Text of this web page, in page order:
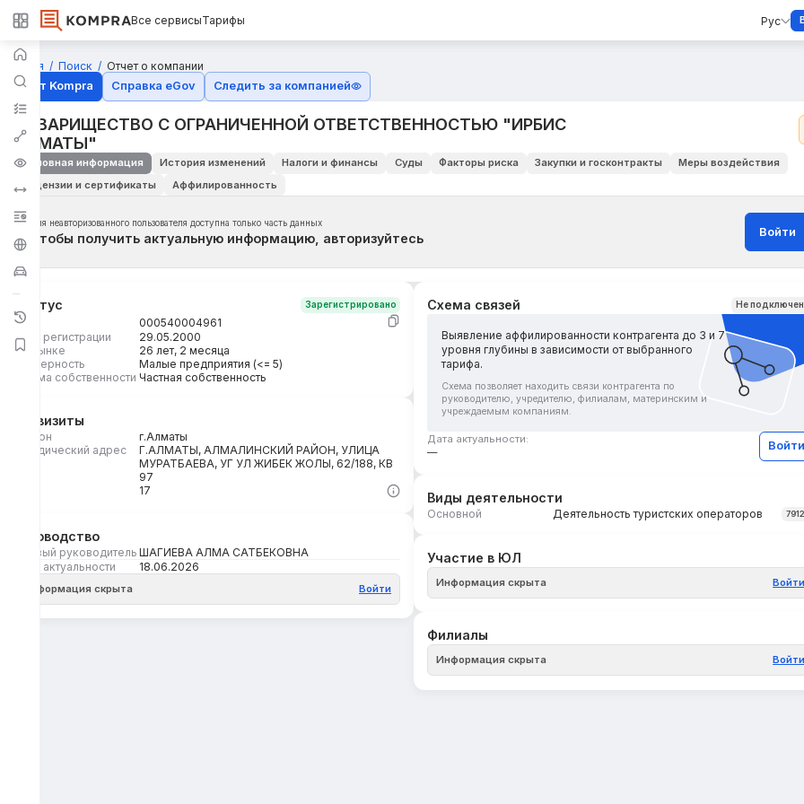
Все сервисыТарифы Рус
Главная Поиск
Отчет о компании
Отчёт Kompra
Справка eGov Следить за компанией
ТОВАРИЩЕСТВО С ОГРАНИЧЕННОЙ ОТВЕТСТВЕННОСТЬЮ "ИРБИС
АЛМАТЫ"
Основная информация История изменений Налоги и финансы Суды Факторы риска Закупки и госконтракты
Меры воздействия
Лицензии и сертификаты
Аффилированность
Для неавторизованного пользователя доступна только часть данных
Чтобы получить актуальную информацию, авторизуйтесь Войти
Статус Зарегистрировано
БИН
000540004961
Дата регистрации
29.05.2000
На рынке
26 лет, 2 месяца
Размерность
Малые предприятия (<= 5)
Форма собственности Частная собственность
Реквизиты
Регион
г.Алматы
Юридический адрес
Г.АЛМАТЫ, АЛМАЛИНСКИЙ РАЙОН, УЛИЦА
МУРАТБАЕВА, УГ УЛ ЖИБЕК ЖОЛЫ, 62/188, КВ
97
17
Руководство
Первый руководитель ШАГИЕВА АЛМА САТБЕКОВНА
Дата актуальности
18.06.2026
Информация скрыта Войти
Схема связей Не
Выявление аффилированности контрагента до 3 и 7
уровня глубины в зависимости от выбранного
тарифа.
Схема позволяет находить связи контрагента по
руководителю, учредителю, филиалам, материнским и
учреждаемым компаниям.
Дата актуальности:
—
Войти
Виды деятельности
Основной Деятельность туристских операторов
Участие в ЮЛ
Информация скрыта Войти
Филиалы
Информация скрыта Войти